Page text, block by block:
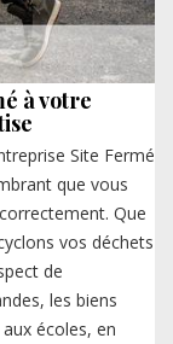
à votre
Site Fermé
que vous
Que
vos déchets
de
les biens
écoles, en